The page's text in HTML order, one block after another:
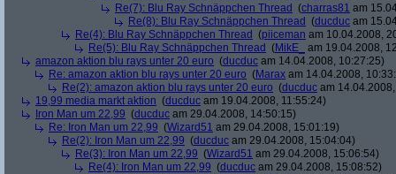
Re(7): Blu Ray Schnäppchen Thread (charras81 am
Re(8): Blu Ray Schnäppchen Thread (ducduc am
Re(4): Blu Ray Schnäppchen Thread (piiceman am 10.04.2008,
Re(5): Blu Ray Schnäppchen Thread (MikE_
am 19.04.2008,
amazon aktion blu rays unter 20 euro (ducduc am 14.04.2008, 10:27:25)
Re: amazon aktion blu rays unter 20 euro (Marax am 14.04.2008,
Re(2): amazon aktion blu rays unter 20 euro (ducduc am
19,99 media markt aktion (ducduc am 19.04.2008, 11:55:24)
Iron Man um 22,99 (ducduc am 29.04.2008, 14:50:15)
Re: Iron Man um 22,99 (Wizard51 am 29.04.2008, 15:01:19)
Re(2): Iron Man um 22,99 (ducduc am 29.04.2008, 15:04:04)
Re(3): Iron Man um 22,99 (Wizard51 am 29.04.2008, 15:06:54)
Re(4): Iron Man um 22,99 (ducduc am 29.04.2008, 15:08:52)